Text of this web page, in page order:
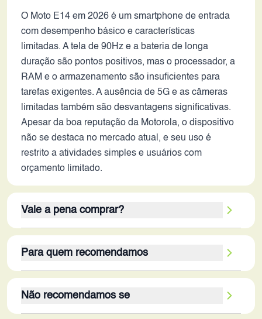
O Moto E14 em 2026 é um smartphone de entrada
com desempenho básico e características
limitadas. A tela de 90Hz e a bateria de longa
duração são pontos positivos, mas o processador, a
RAM e o armazenamento são insuficientes para
tarefas exigentes. A ausência de 5G e as câmeras
limitadas também são desvantagens significativas.
Apesar da boa reputação da Motorola, o dispositivo
não se destaca no mercado atual, e seu uso é
restrito a atividades simples e usuários com
orçamento limitado.
Vale a pena comprar?
pena' para a maioria dos usuários. Seus pontos
fortes - a bateria de longa duração e a tela com taxa
diversas limitações. O processador fraco, a pouca
RAM, o armazenamento limitado, a ausência de 5G
Para quem recomendamos
usuários que necessitam de um smartphone básico
para tarefas simples, como ligações, mensagens,
Não recomendamos se